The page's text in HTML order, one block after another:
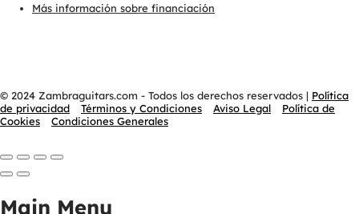
Más información sobre financiación
© 2024 Zambraguitars.com - Todos los derechos reservados | Política
de privacidad
Términos y Condiciones Aviso Legal
Política de
Cookies
Condiciones Generales
Main Menu